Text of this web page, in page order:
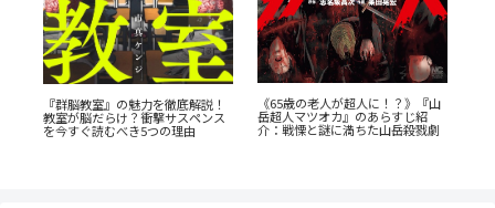
『たまらないのは恋なのか』徹底
解説：王道の「ヤンキー×優等
『オサナナジミとカノジョと』た
だの三角関係じゃない、秘密が渦
巻くセクシーサスペンスの魅力と